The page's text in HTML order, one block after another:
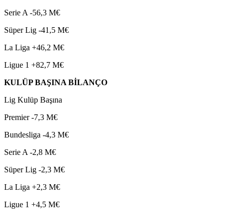
Serie A -56,3 M€
Süper Lig -41,5 M€
La Liga +46,2 M€
Ligue 1 +82,7 M€
KULÜP BAŞINA BİLANÇO
Lig Kulüp Başına
Premier -7,3 M€
Bundesliga -4,3 M€
Serie A -2,8 M€
Süper Lig -2,3 M€
La Liga +2,3 M€
Ligue 1 +4,5 M€